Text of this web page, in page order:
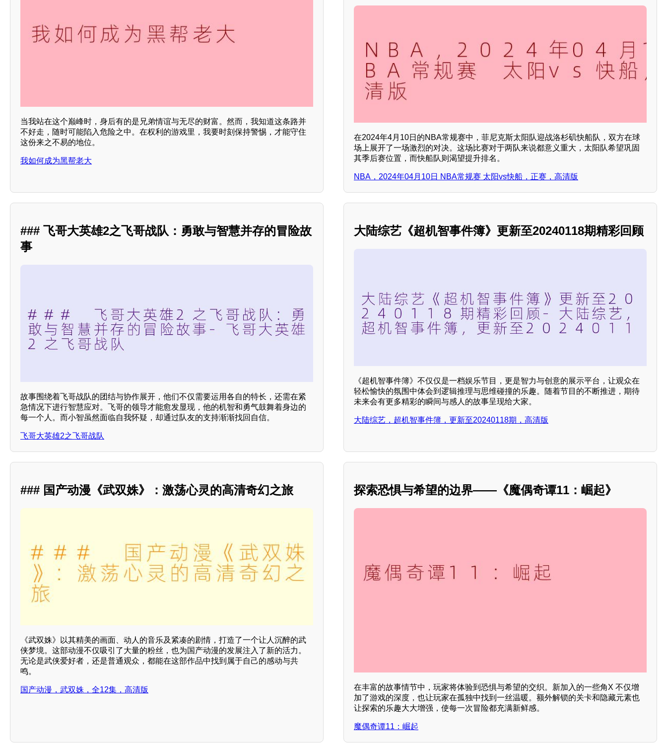
当我站在这个巅峰时，身后有的是兄弟情谊与无尽的财富。然而，我知道这条路并
不好走，随时可能陷入危险之中。在权利的游戏里，我要时刻保持警惕，才能守住
这份来之不易的地位。
我如何成为黑帮老大
在2024年4月10日的NBA常规赛中，菲尼克斯太阳队迎战洛杉矶快船队，双方在球
场上展开了一场激烈的对决。这场比赛对于两队来说都意义重大，太阳队希望巩固
其季后赛位置，而快船队则渴望提升排名。
NBA，2024年04月10日 NBA常规赛 太阳vs快船，正赛，高清版
### 飞哥大英雄2之飞哥战队：勇敢与智慧并存的冒险故
事
故事围绕着飞哥战队的团结与协作展开，他们不仅需要运用各自的特长，还需在紧
急情况下进行智慧应对。飞哥的领导才能愈发显现，他的机智和勇气鼓舞着身边的
每一个人。而小智虽然面临自我怀疑，却通过队友的支持渐渐找回自信。
飞哥大英雄2之飞哥战队
大陆综艺《超机智事件簿》更新至20240118期精彩回顾
《超机智事件簿》不仅仅是一档娱乐节目，更是智力与创意的展示平台，让观众在
轻松愉快的氛围中体会到逻辑推理与思维碰撞的乐趣。随着节目的不断推进，期待
未来会有更多精彩的瞬间与感人的故事呈现给大家。
大陆综艺，超机智事件簿，更新至20240118期，高清版
### 国产动漫《武双姝》：激荡心灵的高清奇幻之旅
《武双姝》以其精美的画面、动人的音乐及紧凑的剧情，打造了一个让人沉醉的武
侠梦境。这部动漫不仅吸引了大量的粉丝，也为国产动漫的发展注入了新的活力。
无论是武侠爱好者，还是普通观众，都能在这部作品中找到属于自己的感动与共
鸣。
国产动漫，武双姝，全12集，高清版
探索恐惧与希望的边界——《魔偶奇谭11：崛起》
在丰富的故事情节中，玩家将体验到恐惧与希望的交织。新加入的一些角X 不仅增
加了游戏的深度，也让玩家在孤独中找到一丝温暖。额外解锁的关卡和隐藏元素也
让探索的乐趣大大增强，使每一次冒险都充满新鲜感。
魔偶奇谭11：崛起